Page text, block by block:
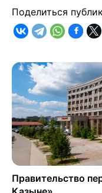
Поделиться
Правительство